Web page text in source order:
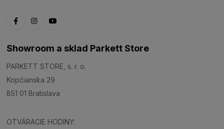
Showroom a sklad Parkett Store
PARKETT STORE, s. r. o.
Kopčianska 29
851 01 Bratislava
OTVÁRACIE HODINY: